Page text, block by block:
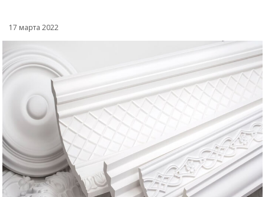
17 марта 2022